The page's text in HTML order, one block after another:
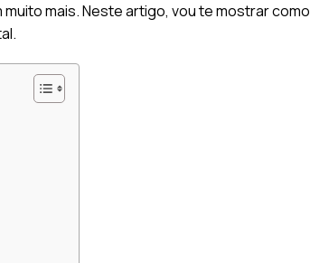
mais. Neste artigo, vou te mostrar como